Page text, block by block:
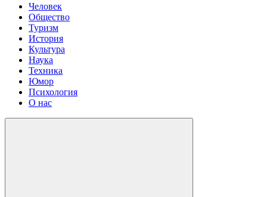
Человек
Общество
Туризм
История
Культура
Наука
Техника
Юмор
Психология
О нас